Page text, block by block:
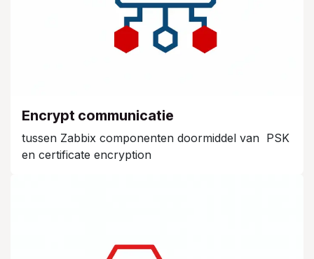
Encrypt communicatie
tussen Zabbix componenten doormiddel van PSK
en certificate encryption